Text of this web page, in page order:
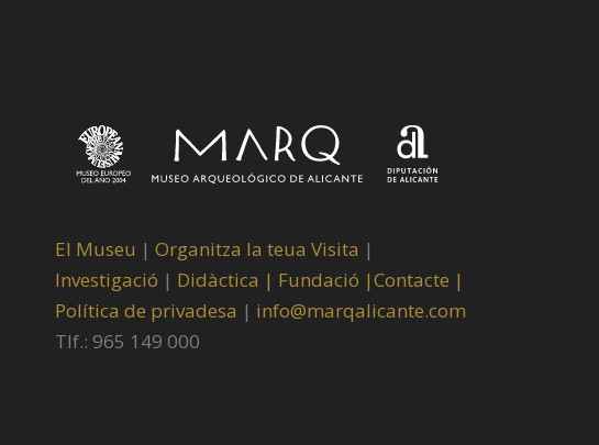
El Museu | Organitza la teua Visita |
Investigació | Didàctica | Fundació |Contacte |
Política de privadesa | info@marqalicante.com
Tlf.: 965 149 000